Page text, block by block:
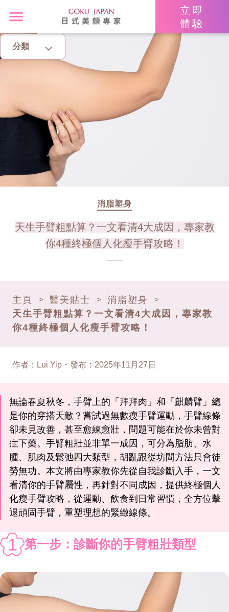
立即
體驗
分類
消脂塑身
增肌減脂
消脂塑身
天生手臂粗點算？一文看清4大成因，專家教
你4種終極個人化瘦手臂攻略！
主頁 > 醫美貼士 > 消脂塑身 >
天生手臂粗點算？一文看清4大成因，專家教
你4種終極個人化瘦手臂攻略！
作者 ： Lui Yip ・ 發布 ： 2025年11月27日
無論春夏秋冬，手臂上的「拜拜肉」和「麒麟臂」總
是你的穿搭天敵？嘗試過無數瘦手臂運動，手臂線條
卻未見改善，甚至愈練愈壯，問題可能在於你未曾對
症下藥。手臂粗壯並非單一成因，可分為脂肪、水
腫、肌肉及鬆弛四大類型，胡亂跟從坊間方法只會徒
勞無功。本文將由專家教你先從自我診斷入手，一文
看清你的手臂屬性，再針對不同成因，提供終極個人
化瘦手臂攻略，從運動、飲食到日常習慣，全方位擊
退頑固手臂，重塑理想的緊緻線條。
1 第一步：診斷你的手臂粗壯類型